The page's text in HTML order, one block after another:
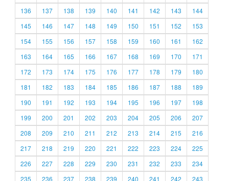
136
137 138 139 140 141 142 143
144
145
146 147 148 149 150 151 152
153
154
155 156 157 158 159 160 161
162
163
164 165 166 167 168 169 170
171
172
173 174 175 176 177 178 179
180
181
182 183 184 185 186 187 188
189
190
191 192 193 194 195 196 197
198
199
200 201 202 203 204 205 206
207
208
209 210 211 212 213 214 215
216
217
218 219 220 221 222 223 224
225
226
227 228 229 230 231 232 233
234
235
236 237 238 239 240 241 242 243